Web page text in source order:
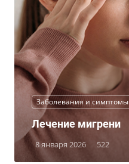
Заболевания и симптомы
8 января 2026 522
Лечение мигрени